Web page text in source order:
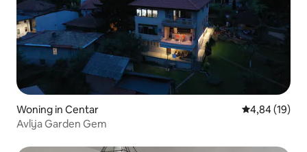
Woning in Centar Gemiddelde
4,84 (19)
Avlija Garden Gem